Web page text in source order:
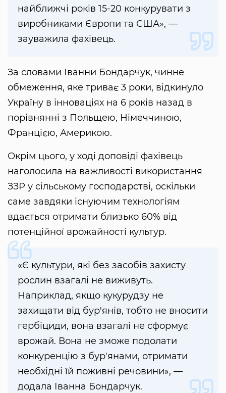
найближчі років 15-20 конкурувати з
виробниками Європи та США», —
зауважила фахівець.
За словами Іванни Бондарчук, чинне
обмеження, яке триває 3 роки, відкинуло
Україну в інноваціях на 6 років назад в
порівнянні з Польщею, Німеччиною,
Францією, Америкою.
Окрім цього, у ході доповіді фахівець
наголосила на важливості використання
ЗЗР у сільському господарстві, оскільки
саме завдяки існуючим технологіям
вдається отримати близько 60% від
потенційної врожайності культур.
«Є культури, які без засобів захисту
рослин взагалі не виживуть.
Наприклад, якщо кукурудзу не
захищати від бур'янів, тобто не вносити
гербіциди, вона взагалі не сформує
врожай. Вона не зможе подолати
конкуренцію з бур'янами, отримати
необхідні їй поживні речовини», —
додала Іванна Бондарчук.